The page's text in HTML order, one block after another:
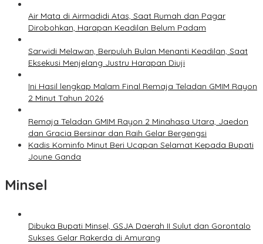
Air Mata di Airmadidi Atas, Saat Rumah dan Pagar
Dirobohkan, Harapan Keadilan Belum Padam
Sarwidi Melawan, Berpuluh Bulan Menanti Keadilan, Saat
Eksekusi Menjelang Justru Harapan Diuji
Ini Hasil lengkap Malam Final Remaja Teladan GMIM Rayon
2 Minut Tahun 2026
Remaja Teladan GMIM Rayon 2 Minahasa Utara, Jaedon
dan Gracia Bersinar dan Raih Gelar Bergengsi
Kadis Kominfo Minut Beri Ucapan Selamat Kepada Bupati
Joune Ganda
Minsel
Dibuka Bupati Minsel, GSJA Daerah II Sulut dan Gorontalo
Sukses Gelar Rakerda di Amurang